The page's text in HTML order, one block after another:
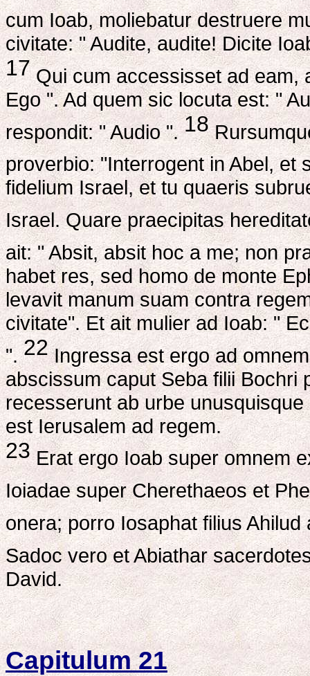
cum Ioab, moliebatur destruere
civitate: " Audite, audite! Dicite
17Qui cum accessisset ad eam,
Ego ". Ad quem sic locuta est: "
respondit: " Audio ".18
proverbio: "Interrogent in Abel, et
fidelium Israel, et tu quaeris
Israel. Quare praecipitas
ait: " Absit, absit hoc a me; non
habet res, sed homo de monte
levavit manum suam contra
civitate". Et ait mulier ad Ioab: "
".22Ingressa est ergo ad
abscissum caput Seba filii Bochri
recesserunt ab urbe
est Ierusalem ad regem.
23Erat ergo Ioab super omnem
Ioiadae super Cherethaeos et
onera; porro Iosaphat filius
Sadoc vero et Abiathar
David.
Capitulum 21